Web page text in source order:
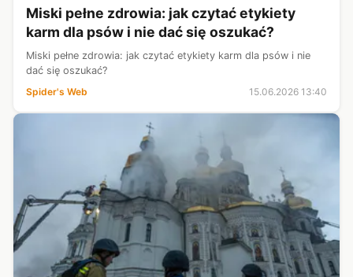
Miski pełne zdrowia: jak czytać etykiety
karm dla psów i nie dać się oszukać?
Miski pełne zdrowia: jak czytać etykiety karm dla psów i nie
dać się oszukać?
Spider's Web
15.06.2026 13:40